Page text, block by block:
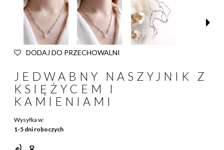
DODAJ DO PRZECHOWALNI
JEDWABNY NASZYJNIK Z
KSIĘŻYCEM I
KAMIENIAMI
Wysyłka w:
1-5 dni roboczych